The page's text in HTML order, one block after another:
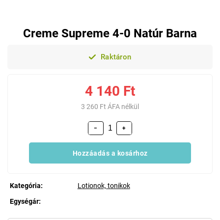
Creme Supreme 4-0 Natúr Barna
Raktáron
4 140 Ft
3 260 Ft ÁFA nélkül
+
−
Hozzáadás a kosárhoz
Kategória:
Lotionok, tonikok
Egységár: